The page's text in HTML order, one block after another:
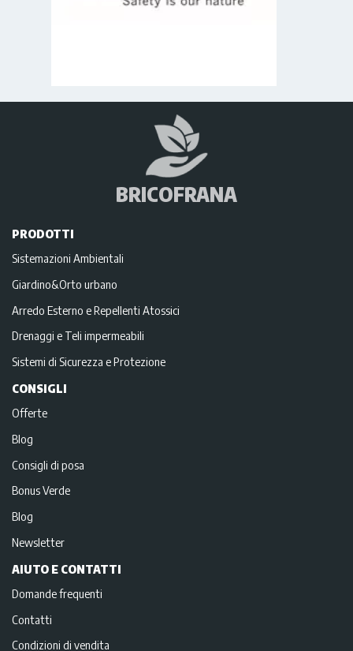
BRICOFRANA
PRODOTTI
Sistemazioni Ambientali
Giardino&Orto urbano
Arredo Esterno e Repellenti Atossici
Drenaggi e Teli impermeabili
Sistemi di Sicurezza e Protezione
CONSIGLI
Offerte
Blog
Consigli di posa
Bonus Verde
Blog
Newsletter
AIUTO E CONTATTI
Domande frequenti
Contatti
Condizioni di vendita